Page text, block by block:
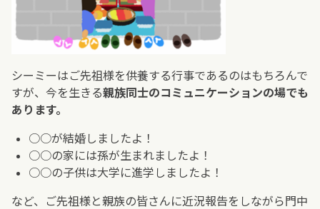
シーミーはご先祖様を供養する行事であるのはもちろんで
すが、今を生きる親族同士のコミュニケーションの場でも
あります。
○○が結婚しましたよ！
○○の家には孫が生まれましたよ！
○○の子供は大学に進学しましたよ！
など、ご先祖様と親族の皆さんに近況報告をしながら門中